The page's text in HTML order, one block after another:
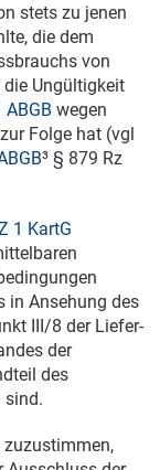
stets zu jenen
die dem
von
die Ungültigkeit
wegen
Folge hat (vgl
³ § 879 Rz
1 KartG
in Ansehung des
III/8 der Liefer-
der
des
sind.